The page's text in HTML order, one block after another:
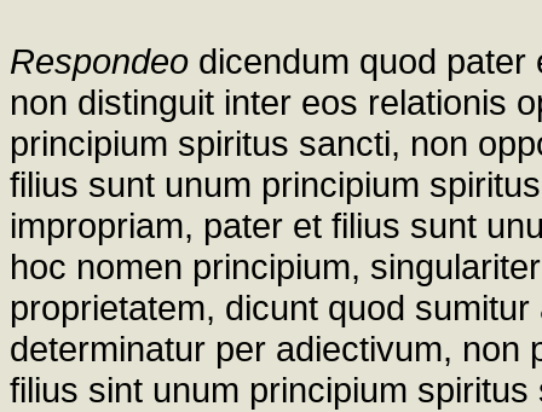
Respondeo dicendum quod pater
non distinguit inter eos relationis
principium spiritus sancti, non
filius sunt unum principium
impropriam, pater et filius sunt
hoc nomen principium,
proprietatem, dicunt quod
determinatur per adiectivum, non
filius sint unum principium